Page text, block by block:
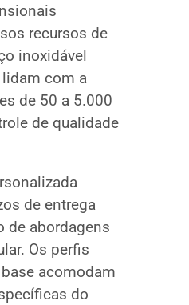
recursos de
inoxidável
lidam com a
de 50 a 5.000
de qualidade
de entrega
de abordagens
Os perfis
acomodam
do